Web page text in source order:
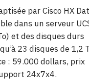
par Cisco HX
dans un serveur
et des disques durs
23 disques de 1,2
: 59.000 dollars, prix
24x7x4.